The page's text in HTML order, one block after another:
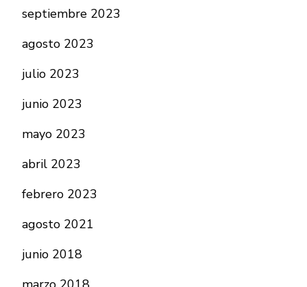
septiembre 2023
agosto 2023
julio 2023
junio 2023
mayo 2023
abril 2023
febrero 2023
agosto 2021
junio 2018